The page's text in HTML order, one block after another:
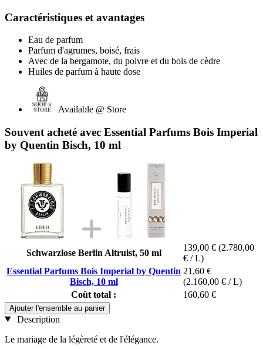
Caractéristiques et avantages
Eau de parfum
Parfum d'agrumes, boisé, frais
Avec de la bergamote, du poivre et du bois de cèdre
Huiles de parfum à haute dose
Available @ Store
Souvent acheté avec Essential Parfums Bois Imperial
by Quentin Bisch, 10 ml
Schwarzlose Berlin Altruist, 50 ml
139,00 € (2.780,00
€ / L)
Essential Parfums Bois Imperial by Quentin
Bisch, 10 ml
21,60 €
(2.160,00 € / L)
Coût total :
160,60 €
Ajouter l'ensemble au panier
Description
Le mariage de la légèreté et de l'élégance.